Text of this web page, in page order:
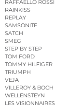
RAFFAELLO ROSSI
RAINKISS
REPLAY
SAMSONITE
SATCH
SMEG
STEP BY STEP
TOM FORD
TOMMY HILFIGER
TRIUMPH
VEJA
VILLEROY & BOCH
WELLENSTEYN
LES VISIONNAIRES